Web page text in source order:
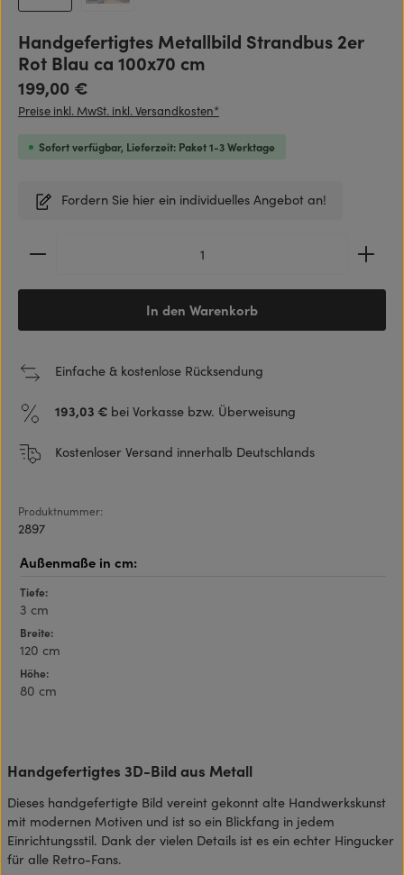
Handgefertigtes Metallbild Strandbus 2er
Rot Blau ca 100x70 cm
Regulärer Preis:
199,00 €
Preise inkl. MwSt. inkl. Versandkosten*
Sofort verfügbar, Lieferzeit: Paket 1-3 Werktage
Fordern Sie hier ein individuelles Angebot an!
Produkt Anzahl: Gib den gewünschten Wert ein
In den Warenkorb
Einfache & kostenlose Rücksendung
193,03 € bei Vorkasse bzw. Überweisung
Kostenloser Versand innerhalb Deutschlands
Produktnummer:
2897
Tiefe:
3 cm
Breite:
120 cm
Höhe:
80 cm
Handgefertigtes 3D-Bild aus Metall
Dieses handgefertigte Bild vereint gekonnt alte Handwerkskunst
mit modernen Motiven und ist so ein Blickfang in jedem
Einrichtungsstil. Dank der vielen Details ist es ein echter Hingucker
für alle Retro-Fans.